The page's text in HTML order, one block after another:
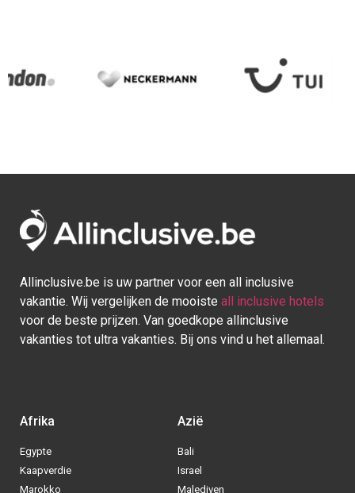
Allinclusive.be is uw partner voor een all inclusive
vakantie. Wij vergelijken de mooiste all inclusive hotels
voor de beste prijzen. Van goedkope allinclusive
vakanties tot ultra vakanties. Bij ons vind u het allemaal.
Afrika
Egypte
Kaapverdie
Marokko
Azië
Bali
Israel
Malediven